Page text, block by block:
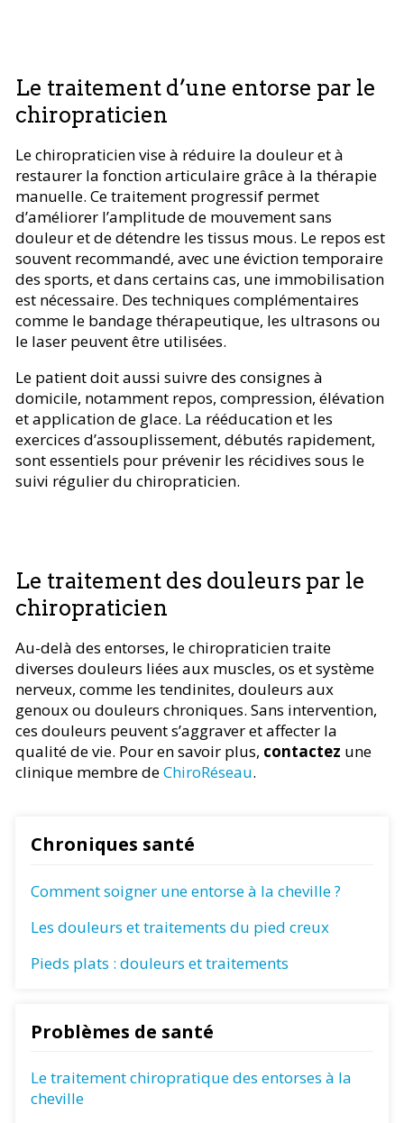
Le traitement d’une entorse par le
chiropraticien
Le chiropraticien vise à réduire la douleur et à
restaurer la fonction articulaire grâce à la thérapie
manuelle. Ce traitement progressif permet
d’améliorer l’amplitude de mouvement sans
douleur et de détendre les tissus mous. Le repos est
souvent recommandé, avec une éviction temporaire
des sports, et dans certains cas, une immobilisation
est nécessaire. Des techniques complémentaires
comme le bandage thérapeutique, les ultrasons ou
le laser peuvent être utilisées.
Le patient doit aussi suivre des consignes à
domicile, notamment repos, compression, élévation
et application de glace. La rééducation et les
exercices d’assouplissement, débutés rapidement,
sont essentiels pour prévenir les récidives sous le
suivi régulier du chiropraticien.
Le traitement des douleurs par le
chiropraticien
Au-delà des entorses, le chiropraticien traite
diverses douleurs liées aux muscles, os et système
nerveux, comme les tendinites, douleurs aux
genoux ou douleurs chroniques. Sans intervention,
ces douleurs peuvent s’aggraver et affecter la
qualité de vie. Pour en savoir plus, contactez une
clinique membre deChiroRéseau.
Chroniques santé
Comment soigner une entorse à la cheville ?
Les douleurs et traitements du pied creux
Pieds plats : douleurs et traitements
Problèmes de santé
Le traitement chiropratique des entorses à la
cheville